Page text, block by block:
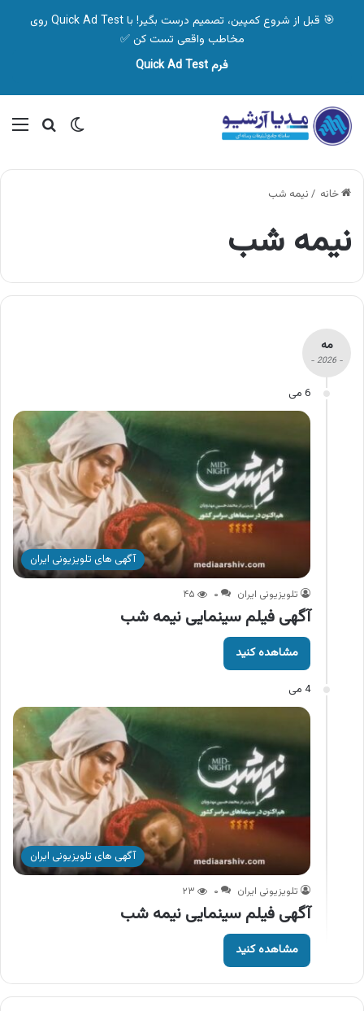
🎯 قبل از شروع کمپین، تصمیم درست بگیر! با Quick Ad Test روی
مخاطب واقعی تست کن ✅
فرم Quick Ad Test
تغییر پوسته
خانه / نیمه شب
نیمه شب
مه
- 2026 -
6 می
آگهی های تلویزیونی ایران
تلویزیونی ایران ۰ ۴۵
آگهی فیلم سینمایی نیمه شب
مشاهده کنید
4 می
آگهی های تلویزیونی ایران
تلویزیونی ایران ۰ ۲۳
آگهی فیلم سینمایی نیمه شب
مشاهده کنید